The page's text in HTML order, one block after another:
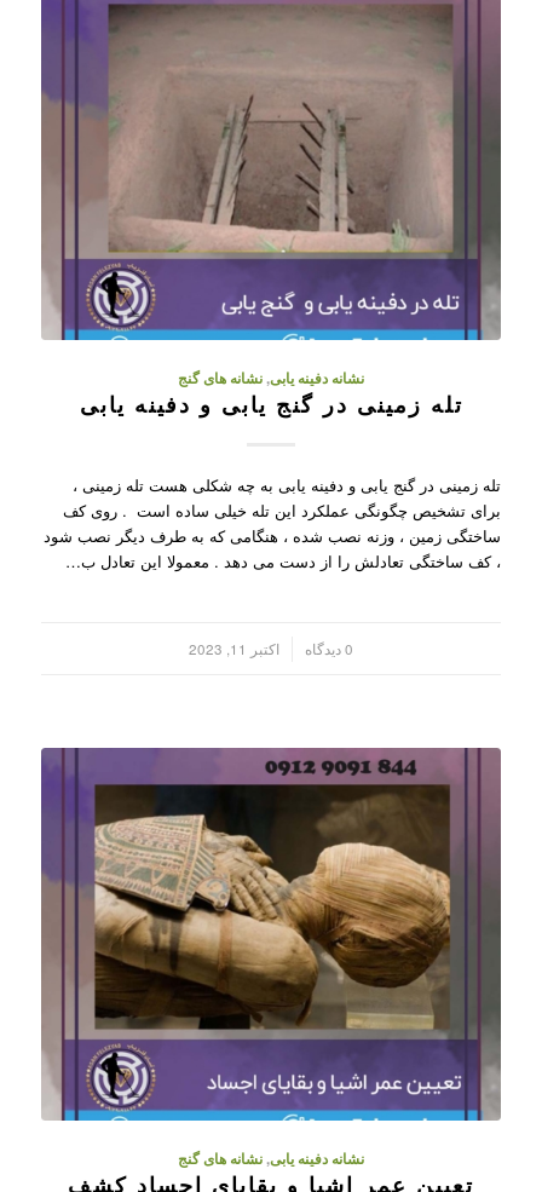
نشانه دفینه یابی,نشانه های گنج
تله زمینی در گنج یابی و دفینه یابی
تله زمینی در گنج یابی و دفینه یابی به چه شکلی هست تله زمینی ،
برای تشخیص چگونگی عملکرد این تله خیلی ساده است . روی کف
ساختگی زمین ، وزنه نصب شده ، هنگامی که به طرف دیگر نصب شود
، کف ساختگی تعادلش را از دست می دهد . معمولا این تعادل ب…
0 دیدگاه اکتبر 11, 2023
نشانه دفینه یابی,نشانه های گنج
تعیین عمر اشیا و بقایای اجساد کشف